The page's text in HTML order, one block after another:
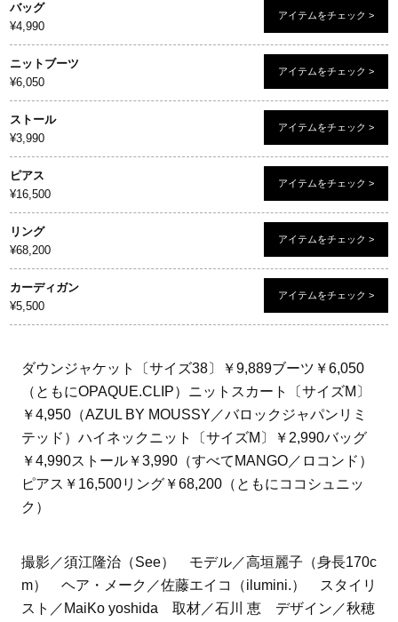
バッグ
¥4,990
アイテムをチェック >
ニットブーツ
¥6,050
アイテムをチェック >
ストール
¥3,990
アイテムをチェック >
ピアス
¥16,500
アイテムをチェック >
リング
¥68,200
アイテムをチェック >
カーディガン
¥5,500
アイテムをチェック >
ダウンジャケット〔サイズ38〕￥9,889ブーツ￥6,050
（ともにOPAQUE.CLIP）ニットスカート〔サイズM〕
￥4,950（AZUL BY MOUSSY／バロックジャパンリミ
テッド）ハイネックニット〔サイズM〕￥2,990バッグ
￥4,990ストール￥3,990（すべてMANGO／ロコンド）
ピアス￥16,500リング￥68,200（ともにココシュニッ
ク）
撮影／須江隆治（See） モデル／高垣麗子（身長170c
m） ヘア・メーク／佐藤エイコ（ilumini.） スタイリ
スト／MaiKo yoshida 取材／石川 恵 デザイン／秋穂